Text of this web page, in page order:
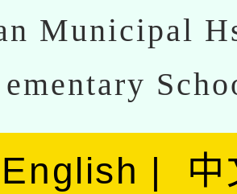
Municipal
ementary
English 中